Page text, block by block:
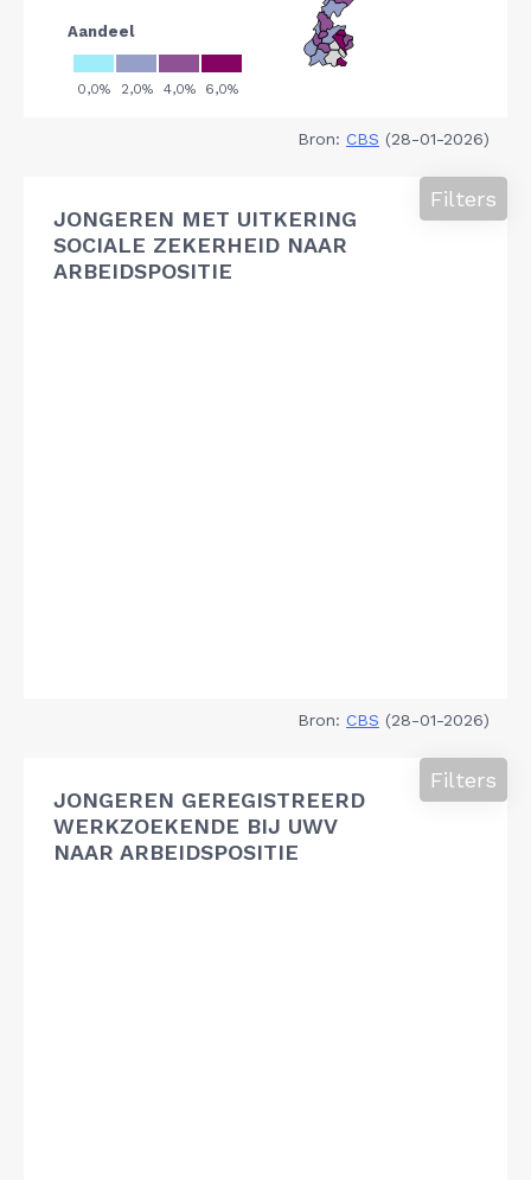
Bron: CBS (28-01-2026)
JONGEREN MET UITKERING
SOCIALE ZEKERHEID NAAR
ARBEIDSPOSITIE
Filters
Bron: CBS (28-01-2026)
JONGEREN GEREGISTREERD
WERKZOEKENDE BIJ UWV
NAAR ARBEIDSPOSITIE
Filters